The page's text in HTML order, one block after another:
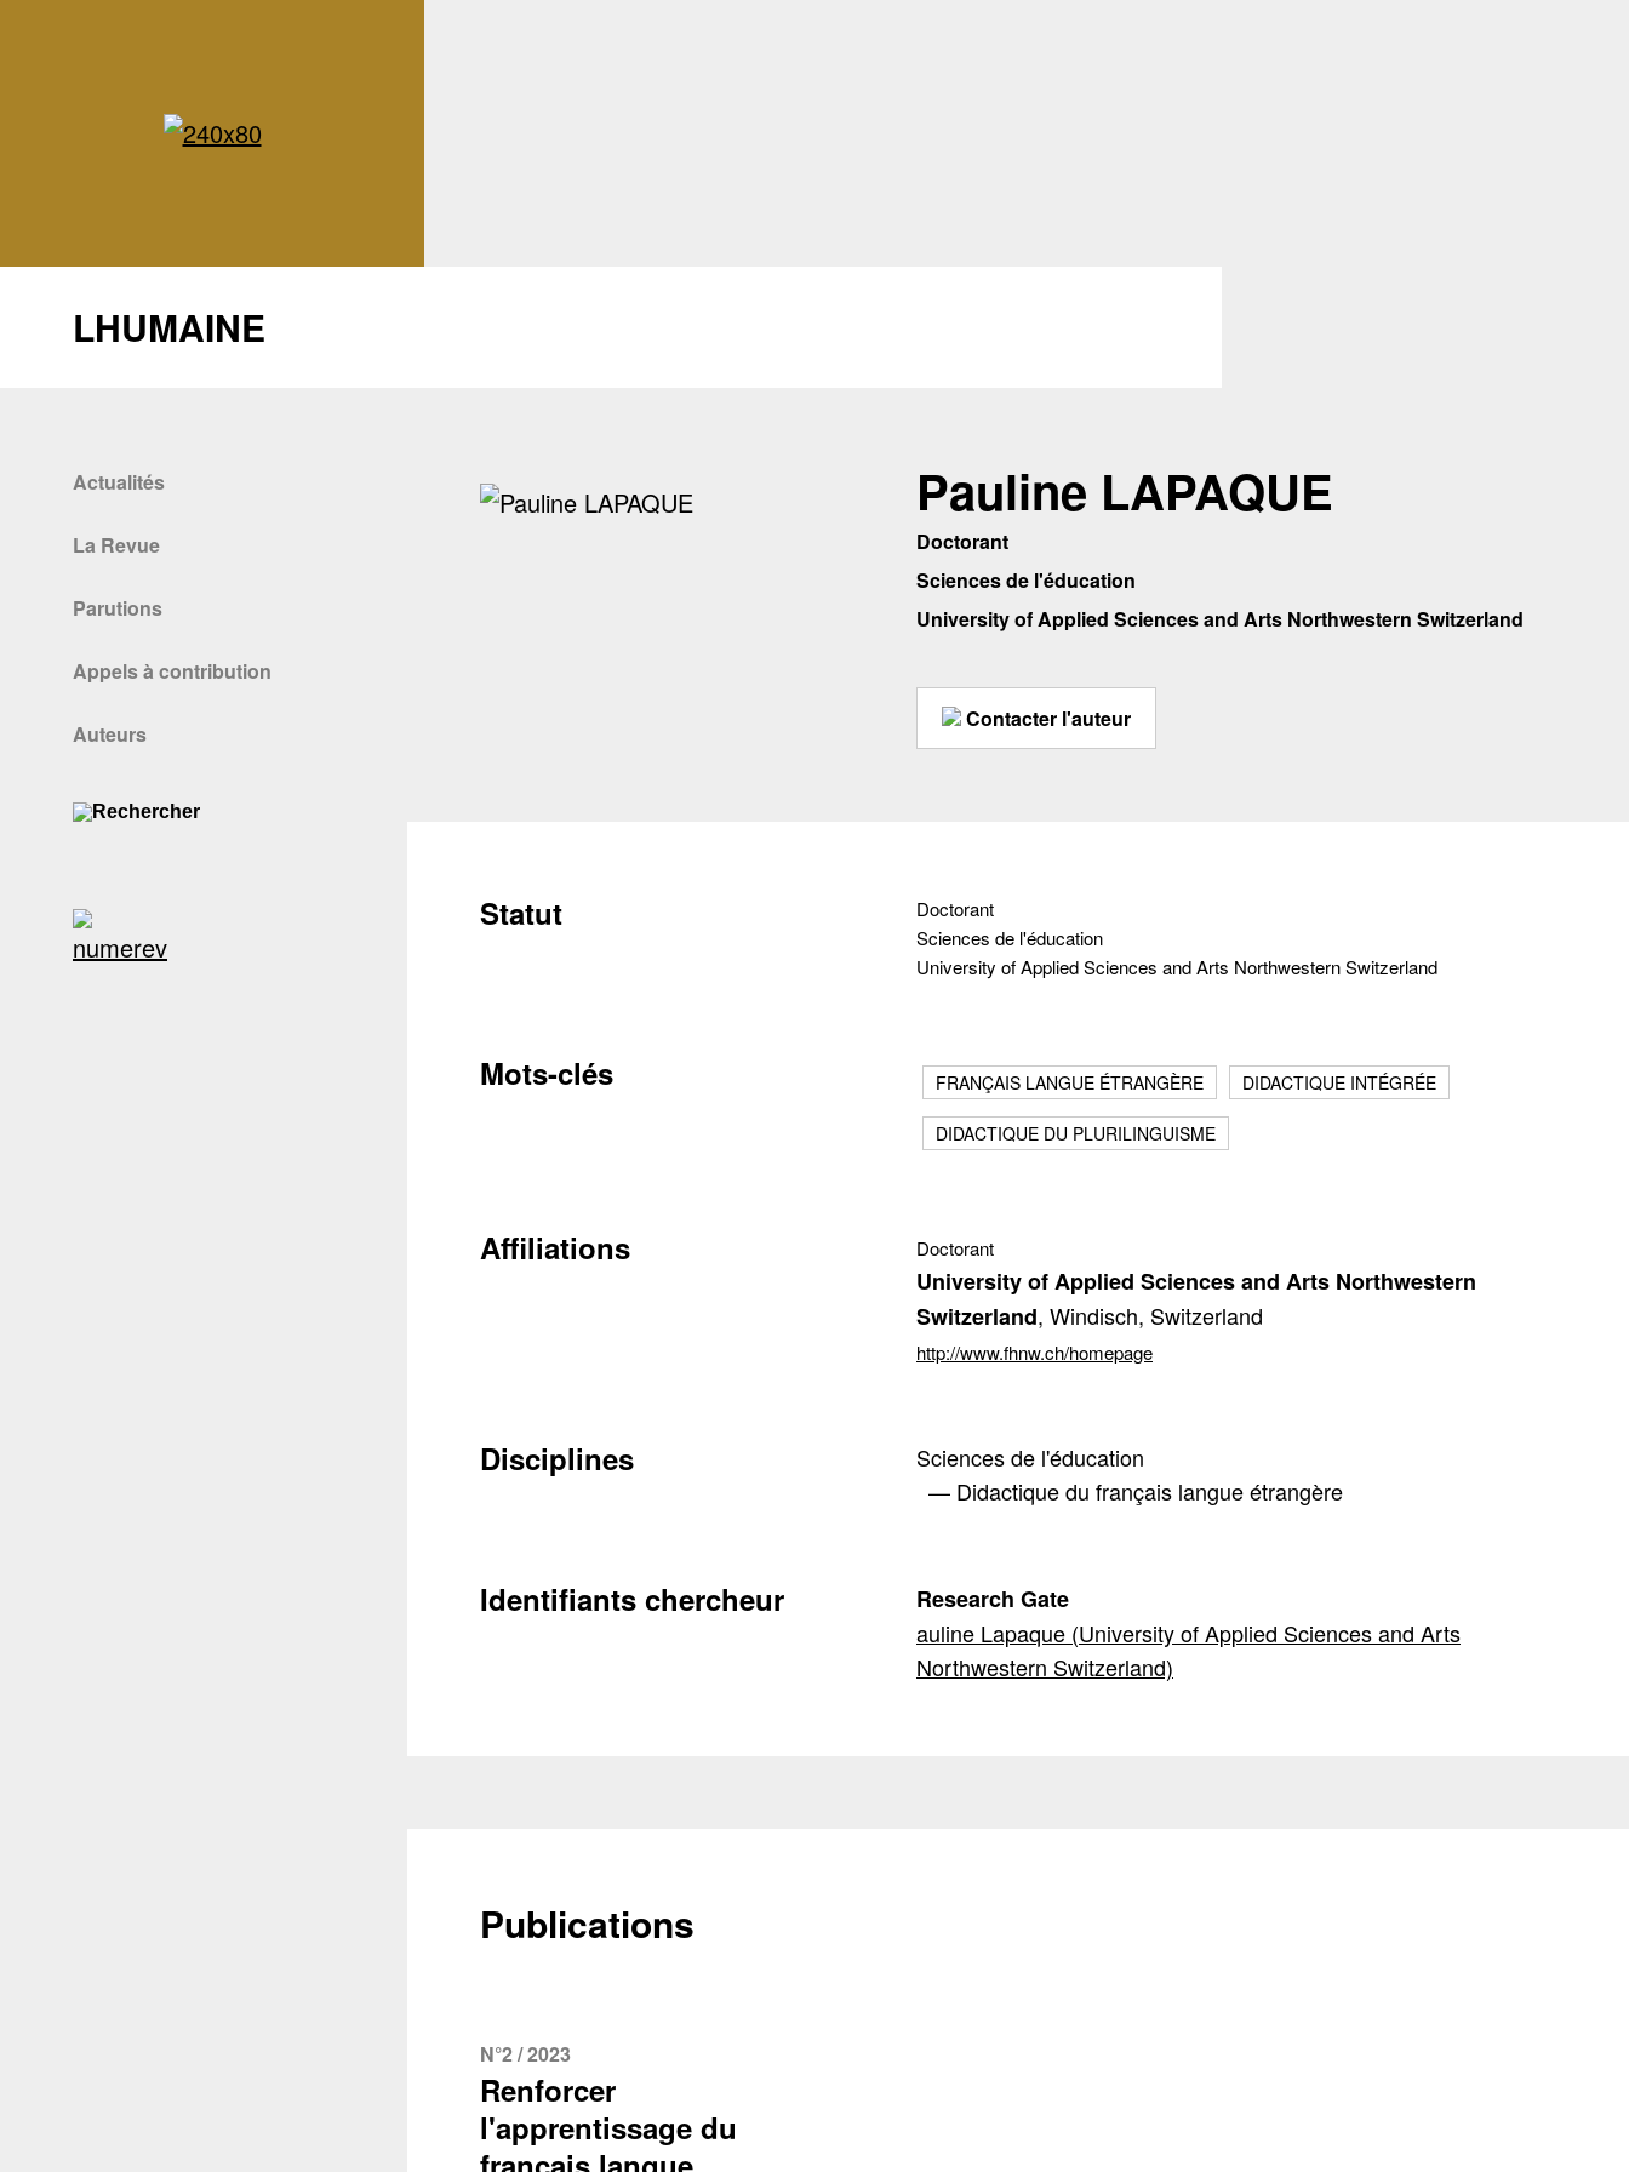
LHUMAINE
Actualités
La Revue
Parutions
Appels à contribution
Auteurs
Pauline LAPAQUE
Doctorant
Sciences de l'éducation
University of Applied Sciences and Arts Northwestern Switzerland
Contacter l'auteur
Statut
Doctorant
Sciences de l'éducation
University of Applied Sciences and Arts Northwestern Switzerland
Mots-clés FRANÇAIS LANGUE ÉTRANGÈRE DIDACTIQUE INTÉGRÉE
DIDACTIQUE DU PLURILINGUISME
Affiliations Doctorant
University of Applied Sciences and Arts Northwestern
Switzerland, Windisch, Switzerland
http://www.fhnw.ch/homepage
Disciplines
Sciences de l'éducation
— Didactique du français langue étrangère
Identifiants chercheur
Research Gate
auline Lapaque (University of Applied Sciences and Arts
Northwestern Switzerland)
Publications
N°2 / 2023
Renforcer
l'apprentissage du